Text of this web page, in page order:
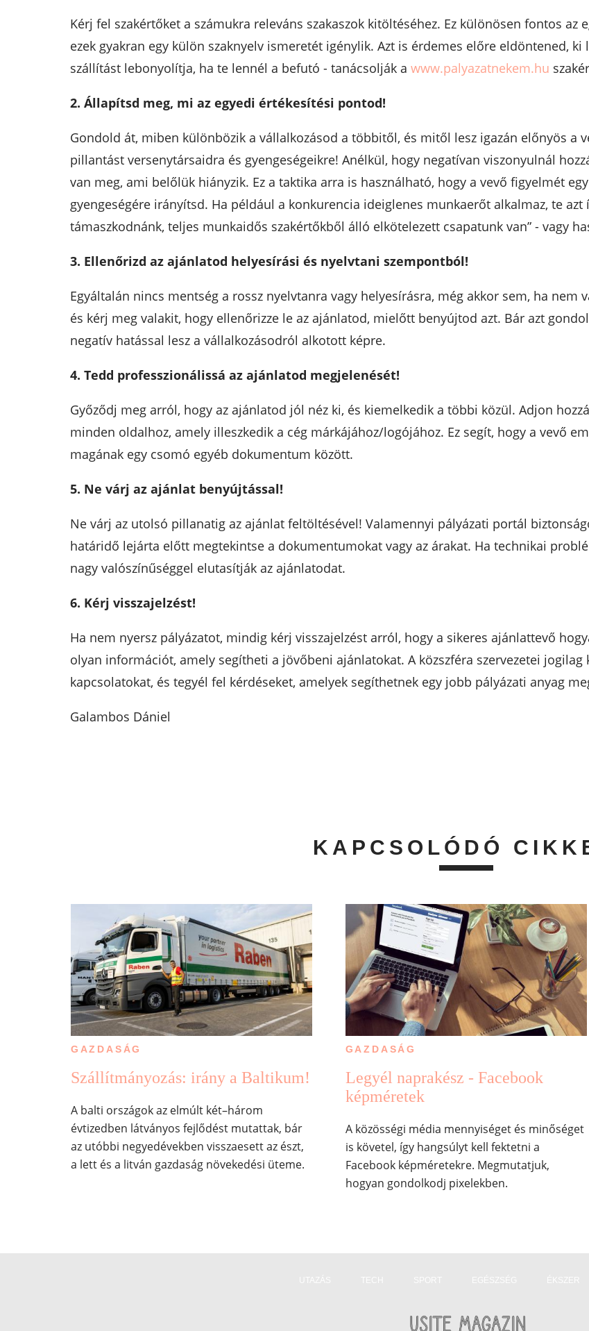
Kérj fel szakértőket a számukra releváns szakaszok kitöltéséhez. Ez különösen fontos az
ezek gyakran egy külön szaknyelv ismeretét igénylik. Azt is érdemes előre eldöntened, ki
szállítást lebonyolítja, ha te lennél a befutó - tanácsolják a www.palyazatnekem.hu
2. Állapítsd meg, mi az egyedi értékesítési pontod!
Gondold át, miben különbözik a vállalkozásod a többitől, és mitől lesz igazán előnyös a
pillantást versenytársaidra és gyengeségeikre! Anélkül, hogy negatívan viszonyulnál
van meg, ami belőlük hiányzik. Ez a taktika arra is használható, hogy a vevő figyelmét
gyengeségére irányítsd. Ha például a konkurencia ideiglenes munkaerőt alkalmaz, te
támaszkodnánk, teljes munkaidős szakértőkből álló elkötelezett csapatunk van” - vagy
3. Ellenőrizd az ajánlatod helyesírási és nyelvtani szempontból!
Egyáltalán nincs mentség a rossz nyelvtanra vagy helyesírásra, még akkor sem, ha nem
és kérj meg valakit, hogy ellenőrizze le az ajánlatod, mielőtt benyújtod azt. Bár azt
negatív hatással lesz a vállalkozásodról alkotott képre.
4. Tedd professzionálissá az ajánlatod megjelenését!
Győződj meg arról, hogy az ajánlatod jól néz ki, és kiemelkedik a többi közül. Adjon
minden oldalhoz, amely illeszkedik a cég márkájához/logójához. Ez segít, hogy a vevő
magának egy csomó egyéb dokumentum között.
5. Ne várj az ajánlat benyújtással!
Ne várj az utolsó pillanatig az ajánlat feltöltésével! Valamennyi pályázati portál
határidő lejárta előtt megtekintse a dokumentumokat vagy az árakat. Ha technikai
nagy valószínűséggel elutasítják az ajánlatodat.
6. Kérj visszajelzést!
Ha nem nyersz pályázatot, mindig kérj visszajelzést arról, hogy a sikeres ajánlattevő
olyan információt, amely segítheti a jövőbeni ajánlatokat. A közszféra szervezetei jogilag
kapcsolatokat, és tegyél fel kérdéseket, amelyek segíthetnek egy jobb pályázati anyag
Galambos Dániel
KAPCSOLÓDÓ
GAZDASÁG
Szállítmányozás: irány a Baltikum!
A balti országok az elmúlt két–három
évtizedben látványos fejlődést mutattak, bár
az utóbbi negyedévekben visszaesett az észt,
a lett és a litván gazdaság növekedési üteme.
GAZDASÁG
Legyél naprakész - Facebook
képméretek
A közösségi média mennyiséget és minőséget
is követel, így hangsúlyt kell fektetni a
Facebook képméretekre. Megmutatjuk,
hogyan gondolkodj pixelekben.